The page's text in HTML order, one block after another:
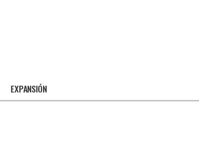
EXPANSIÓN